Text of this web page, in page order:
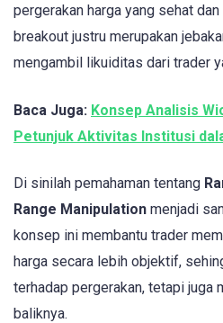
pergerakan harga yang sehat
breakout justru merupakan
mengambil likuiditas dari trader
Baca Juga: Konsep Analisis
Petunjuk Aktivitas Institusi
Di sinilah pemahaman tentang
Range Manipulation menjadi
konsep ini membantu trader
harga secara lebih objektif,
terhadap pergerakan, tetapi juga
baliknya.